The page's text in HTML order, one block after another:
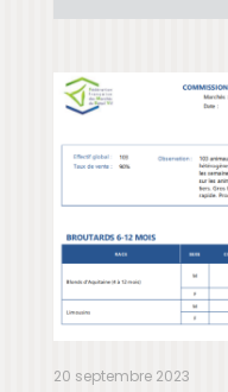
20 septembre 2023